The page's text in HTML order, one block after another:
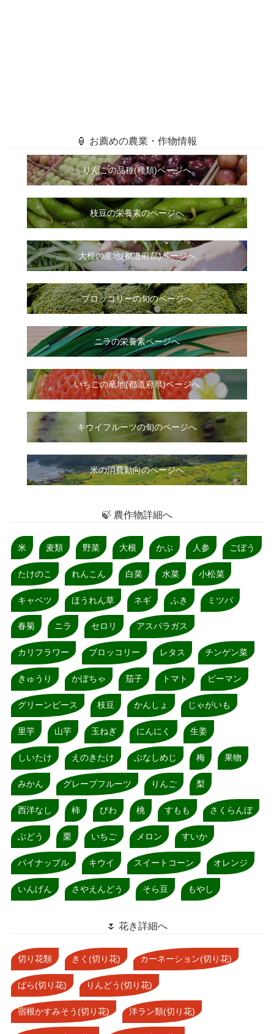
🏮 お薦めの農業・作物情報
りんごの品種(種類)ページへ
枝豆の栄養素のページへ
大根の産地(都道府県)ページへ
ブロッコリーの旬のページへ
ニラの栄養素ページへ
いちごの産地(都道府県)ページへ
キウイフルーツの旬のページへ
米の消費動向のページへ
🍃 農作物詳細へ
米 麦類 野菜 大根 かぶ 人参 ごぼう
たけのこ れんこん 白菜 水菜 小松菜
キャベツ ほうれん草 ネギ ふき ミツバ
春菊 ニラ セロリ アスパラガス
カリフラワー ブロッコリー レタス チンゲン菜
きゅうり かぼちゃ 茄子 トマト ピーマン
グリーンピース 枝豆 かんしょ じゃがいも
里芋 山芋 玉ねぎ にんにく 生姜
しいたけ えのきたけ ぶなしめじ 梅 果物
みかん グレープフルーツ りんご 梨
西洋なし 柿 びわ 桃 すもも さくらんぼ
ぶどう 栗 いちご メロン すいか
パイナップル キウイ スイートコーン オレンジ
いんげん さやえんどう そら豆 もやし
🌷 花き詳細へ
切り花類 きく(切り花) カーネーション(切り花)
ばら(切り花) りんどう(切り花)
宿根かすみそう(切り花) 洋ラン類(切り花)